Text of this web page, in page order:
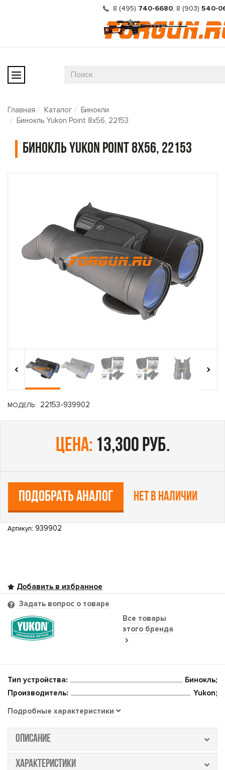
8 (495) 740-6680, 8 (903) 540-
Главная Каталог
Бинокли
Бинокль Yukon Point 8x56, 22153
Бинокль Yukon Point 8x56, 22153
‹
›
МОДЕЛЬ: 22153-939902
цена: 13,300 руб.
ПОДОБРАТЬ АНАЛОГ Нет в наличии
Артикул: 939902
Все товары
этого бренда
Задать вопрос о товаре
Тип устройства:
Бинокль;
Производитель:
Yukon;
Подробные характеристики
ОПИСАНИЕ
ХАРАКТЕРИСТИКИ